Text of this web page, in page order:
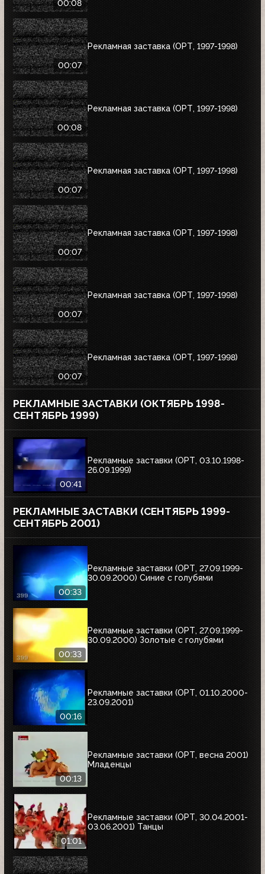
00:08
00:07
Рекламная заставка (ОРТ, 1997-1998)
00:08
Рекламная заставка (ОРТ, 1997-1998)
00:07
Рекламная заставка (ОРТ, 1997-1998)
00:07
Рекламная заставка (ОРТ, 1997-1998)
00:07
Рекламная заставка (ОРТ, 1997-1998)
00:07
Рекламная заставка (ОРТ, 1997-1998)
РЕКЛАМНЫЕ ЗАСТАВКИ (ОКТЯБРЬ 1998-
СЕНТЯБРЬ 1999)
00:41
Рекламные заставки (ОРТ, 03.10.1998-
26.09.1999)
РЕКЛАМНЫЕ ЗАСТАВКИ (СЕНТЯБРЬ 1999-
СЕНТЯБРЬ 2001)
00:33
Рекламные заставки (ОРТ, 27.09.1999-
30.09.2000) Синие с голубями
00:33
Рекламные заставки (ОРТ, 27.09.1999-
30.09.2000) Золотые с голубями
00:16
Рекламные заставки (ОРТ, 01.10.2000-
23.09.2001)
00:13
Рекламные заставки (ОРТ, весна 2001)
Младенцы
01:01
Рекламные заставки (ОРТ, 30.04.2001-
03.06.2001) Танцы